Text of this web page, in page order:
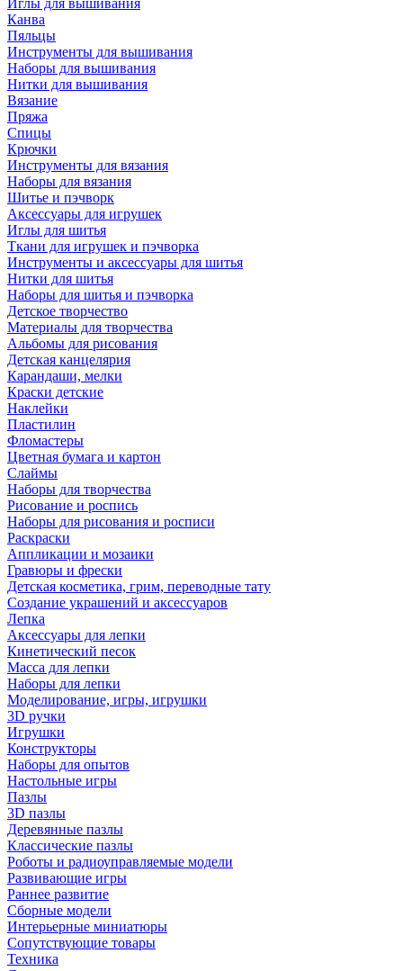
Иглы для вышивания
Канва
Пяльцы
Инструменты для вышивания
Наборы для вышивания
Нитки для вышивания
Вязание
Пряжа
Спицы
Крючки
Инструменты для вязания
Наборы для вязания
Шитье и пэчворк
Аксессуары для игрушек
Иглы для шитья
Ткани для игрушек и пэчворка
Инструменты и аксессуары для шитья
Нитки для шитья
Наборы для шитья и пэчворка
Детское творчество
Материалы для творчества
Альбомы для рисования
Детская канцелярия
Карандаши, мелки
Краски детские
Наклейки
Пластилин
Фломастеры
Цветная бумага и картон
Слаймы
Наборы для творчества
Рисование и роспись
Наборы для рисования и росписи
Раскраски
Аппликации и мозаики
Гравюры и фрески
Детская косметика, грим, переводные тату
Создание украшений и аксессуаров
Лепка
Аксессуары для лепки
Кинетический песок
Масса для лепки
Наборы для лепки
Моделирование, игры, игрушки
3D ручки
Игрушки
Конструкторы
Наборы для опытов
Настольные игры
Пазлы
3D пазлы
Деревянные пазлы
Классические пазлы
Роботы и радиоуправляемые модели
Развивающие игры
Раннее развитие
Сборные модели
Интерьерные миниатюры
Сопутствующие товары
Техника